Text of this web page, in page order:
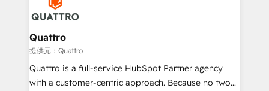
business, operational and technical requirements to
life, and creates a 360˚ view of your customer to
help your teams do more. We specialise in HubSpot
technical services, website design and development
as well as agency services that help set you up for
success. Now, more than ever you need to connect
Quattro
提供元：Quattro
Quattro is a full-service HubSpot Partner agency
with a customer-centric approach. Because no two